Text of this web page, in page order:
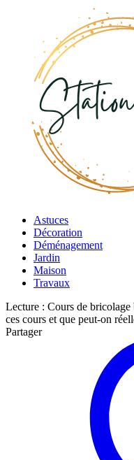
Astuces
Décoration
Déménagement
Jardin
Maison
Travaux
Lecture : Cours de bricolage
ces cours et que peut-on
Partager